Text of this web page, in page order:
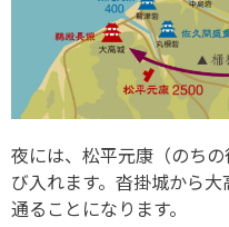
夜には、松平元康（のち
び入れます。沓掛城から
通ることになります。